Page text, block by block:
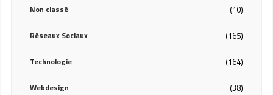
Non classé (10)
Réseaux Sociaux (165)
Technologie (164)
Webdesign (38)